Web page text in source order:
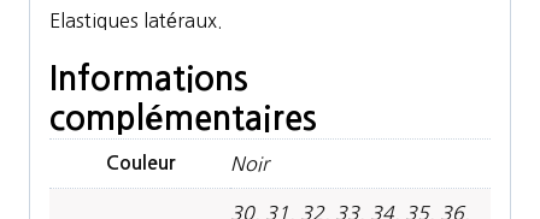
Elastiques latéraux.
Informations
complémentaires
Couleur Noir
30, 31, 32, 33, 34, 35, 36,